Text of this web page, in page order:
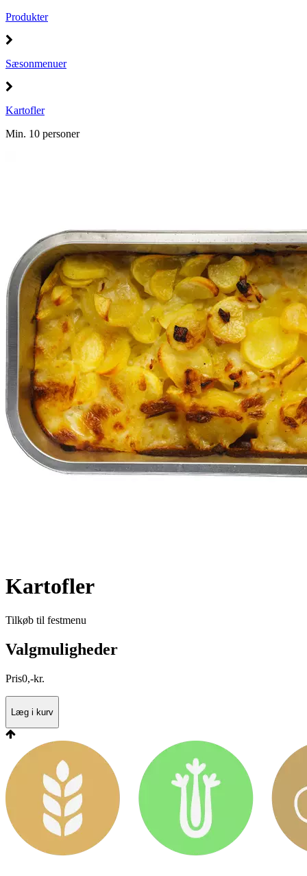
Produkter
Sæsonmenuer
Kartofler
Min. 10 personer
Kartofler
Tilkøb til festmenu
Valgmuligheder
Pris0,-kr.
Læg i kurv